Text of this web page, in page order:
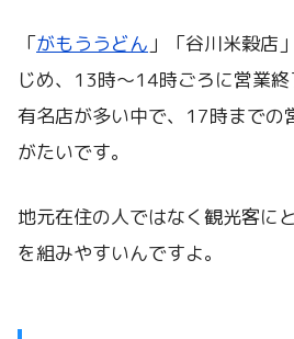
「がもううどん 」「谷川米穀店
じめ、13時〜14時ごろに営業
有名店が多い中で、17時までの
がたいです。
地元在住の人ではなく観光客に
を組みやすいんですよ。